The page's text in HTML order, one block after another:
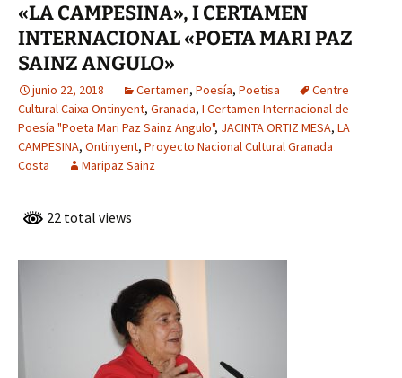
«LA CAMPESINA», I CERTAMEN
INTERNACIONAL «POETA MARI PAZ
SAINZ ANGULO»
junio 22, 2018 Certamen, Poesía, Poetisa
Centre
Cultural Caixa Ontinyent, Granada, I Certamen Internacional de
Poesía "Poeta Mari Paz Sainz Angulo", JACINTA ORTIZ MESA, LA
CAMPESINA, Ontinyent, Proyecto Nacional Cultural Granada
Costa
Maripaz Sainz
22 total views